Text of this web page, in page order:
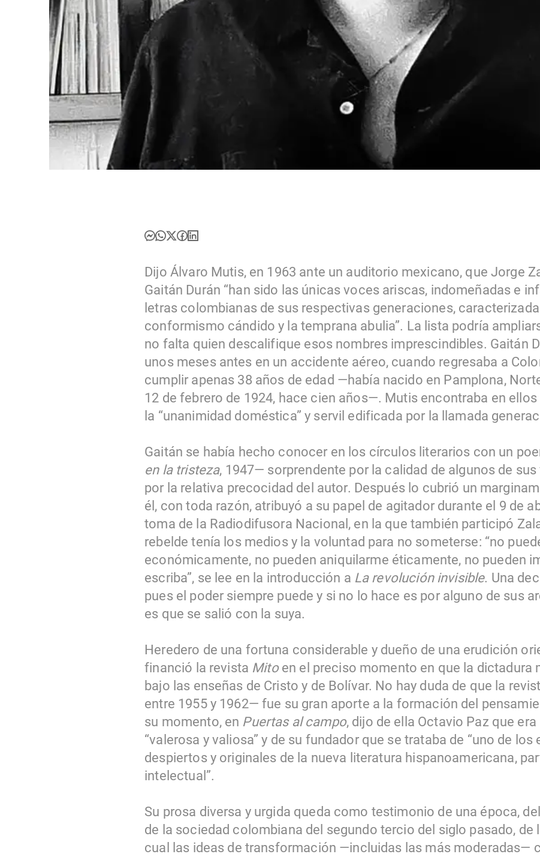
Dijo Álvaro Mutis, en 1963 ante un auditorio mexicano, que Jorge
Gaitán Durán “han sido las únicas voces ariscas, indomeñadas e
letras colombianas de sus respectivas generaciones,
conformismo cándido y la temprana abulia”. La lista podría
no falta quien descalifique esos nombres imprescindibles. Gaitán
unos meses antes en un accidente aéreo, cuando regresaba a
cumplir apenas 38 años de edad —había nacido en Pamplona,
12 de febrero de 1924, hace cien años—. Mutis encontraba en
la “unanimidad doméstica” y servil edificada por la llamada
Gaitán se había hecho conocer en los círculos literarios con un
en la tristeza, 1947— sorprendente por la calidad de algunos de sus
por la relativa precocidad del autor. Después lo cubrió un
él, con toda razón, atribuyó a su papel de agitador durante el 9 de
toma de la Radiodifusora Nacional, en la que también participó
rebelde tenía los medios y la voluntad para no someterse: “no
económicamente, no pueden aniquilarme éticamente, no pueden
escriba”, se lee en la introducción a La revolución invisible. Una
pues el poder siempre puede y si no lo hace es por alguno de sus
es que se salió con la suya.
Heredero de una fortuna considerable y dueño de una erudición
financió la revista Mito en el preciso momento en que la dictadura
bajo las enseñas de Cristo y de Bolívar. No hay duda de que la
entre 1955 y 1962— fue su gran aporte a la formación del
su momento, en Puertas al campo, dijo de ella Octavio Paz que
“valerosa y valiosa” y de su fundador que se trataba de “uno de los
despiertos y originales de la nueva literatura hispanoamericana,
intelectual”.
Su prosa diversa y urgida queda como testimonio de una época,
de la sociedad colombiana del segundo tercio del siglo pasado, de
cual las ideas de transformación —incluidas las más moderadas—